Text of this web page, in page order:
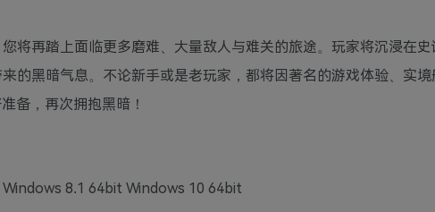
将再踏上面临更多磨难、大量敌人与难关的旅途。玩家将沉浸在
的黑暗气息。不论新手或是老玩家，都将因著名的游戏体验、实境
备，再次拥抱黑暗！
8.1 64bit Windows 10 64bit